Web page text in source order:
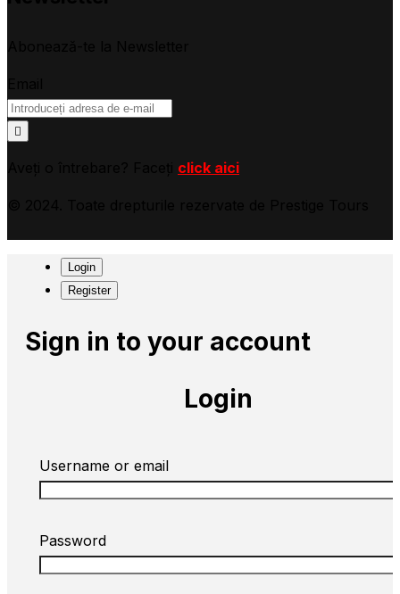
click aici
Login
Register
Sign in to your account
Login
Username or email
Password